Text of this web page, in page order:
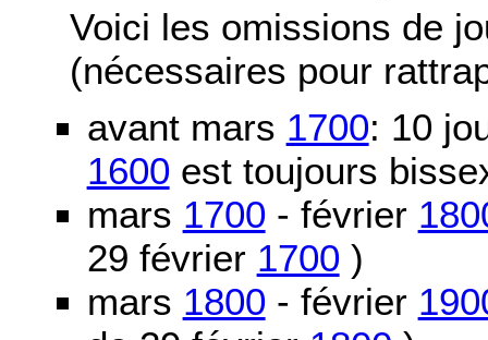
Voici les omissions de
(nécessaires pour
avant mars 1700: 10
1600 est toujours
mars 1700 - février
29 février 1700 )
mars 1800 - février